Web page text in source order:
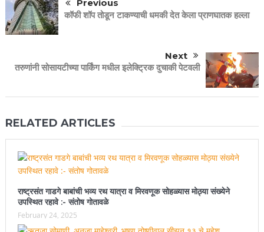
Previous
कॉफी शॉप तोडून टाकण्याची धमकी देत केला प्राणघातक हल्ला
Next
तरुणांनी सोसायटीच्या पार्किंग मधील इलेक्ट्रिक दुचाकी पेटवली
RELATED ARTICLES
राष्ट्रसंत गाडगे बाबांची भव्य रथ यात्रा व मिरवणूक सोहळ्यास मोठ्या संख्येने
उपस्थित रहावे :- संतोष गोतावळे
February 24, 2025